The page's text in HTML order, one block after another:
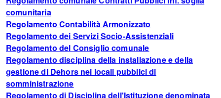
comunitaria
Regolamento Contabilità Armonizzato
Regolamento dei Servizi Socio-Assistenziali
Regolamento del Consiglio comunale
Regolamento disciplina della installazione e della
gestione di Dehors nei locali pubblici di
somministrazione
Regolamento di Disciplina dell'Istituzione denominata